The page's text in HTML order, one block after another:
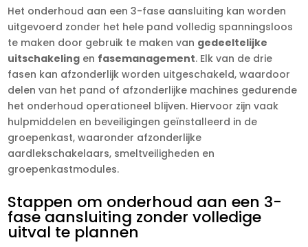
Het onderhoud aan een 3-fase aansluiting kan worden
uitgevoerd zonder het hele pand volledig spanningsloos
te maken door gebruik te maken van gedeeltelijke
uitschakeling en fasemanagement.​ Elk van de drie
fasen kan afzonderlijk worden uitgeschakeld, waardoor
delen van het pand of afzonderlijke machines gedurende
het onderhoud operationeel blijven.​ Hiervoor zijn vaak
hulpmiddelen en beveiligingen geïnstalleerd in de
groepenkast, waaronder afzonderlijke
aardlekschakelaars, smeltveiligheden en
groepenkastmodules.​
Stappen om onderhoud aan een 3-
fase aansluiting zonder volledige
uitval te plannen